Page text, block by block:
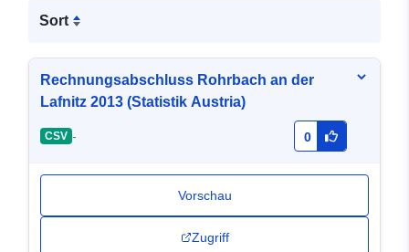
Sort
Rechnungsabschluss Rohrbach an der
Lafnitz 2013 (Statistik Austria)
CSV - 0
Vorschau
Zugriff